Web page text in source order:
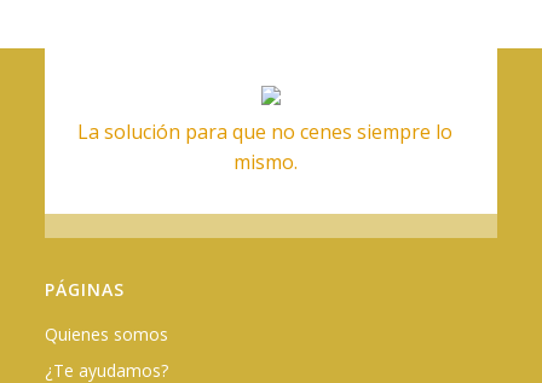
La solución para que no cenes siempre lo
mismo.
PÁGINAS
Quienes somos
¿Te ayudamos?